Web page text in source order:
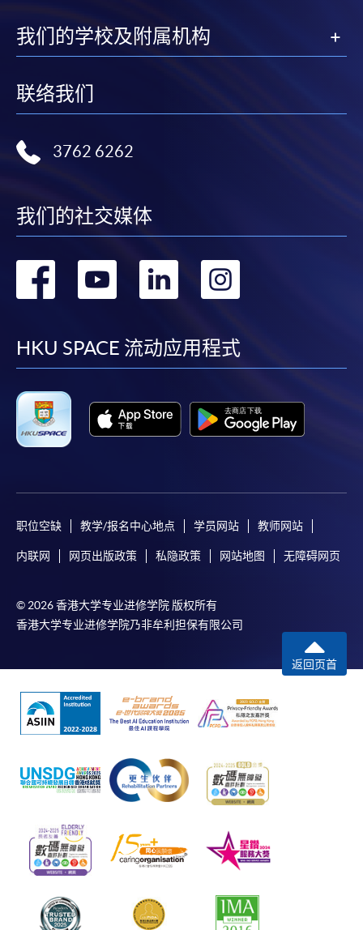
我们的学校及附属机构
联络我们
3762 6262
我们的社交媒体
转
facebook
转
youtube
转
linkedin
HKU SPACE 流动应用程式
职位空缺 教学/报名中心地点 学员网站 教师网站
内联网 网页出版政策 私隐政策 网站地图 无障碍网页
© 2026 香港大学专业进修学院 版权所有
香港大学专业进修学院乃非牟利担保有限公司
返回页首